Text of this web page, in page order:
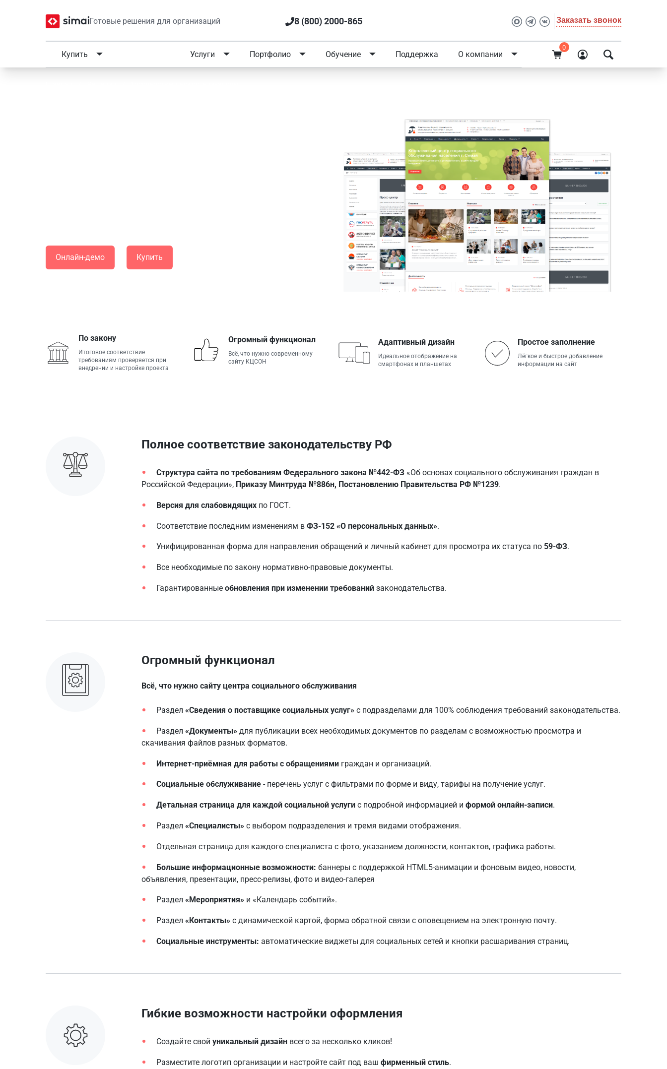
Готовые решения для организаций 8 (800) 2000-865 Заказать звонок
Купить Услуги Портфолио Обучение Поддержка О компании
0
Онлайн-демо Купить
По закону
Итоговое соответствие
требованиям проверяется при
внедрении и настройке проекта
Огромный функционал
Всё, что нужно современному
сайту КЦСОН
Адаптивный дизайн
Идеальное отображение на
смартфонах и планшетах
Простое заполнение
Лёгкое и быстрое добавление
информации на сайт
Полное соответствие законодательству РФ
Структура сайта по требованиям Федерального закона №442-ФЗ «Об основах социального обслуживания граждан в
Российской Федерации», Приказу Минтруда №886н, Постановлению Правительства РФ №1239.
Версия для слабовидящих по ГОСТ.
Соответствие последним изменениям вФЗ-152 «О персональных данных».
Унифицированная форма для направления обращений и личный кабинет для просмотра их статуса по 59-ФЗ.
Все необходимые по закону нормативно-правовые документы.
Гарантированныеобновления при изменении требований законодательства.
Огромный функционал
Всё, что нужно сайту центра социального обслуживания
Раздел«Сведения о поставщике социальных услуг» с подразделами для 100% соблюдения требований законодательства.
Раздел«Документы» для публикации всех необходимых документов по разделам с возможностью просмотра и
скачивания файлов разных форматов.
Интернет-приёмная для работы с обращениями граждан и организаций.
Социальные обслуживание- перечень услуг с фильтрами по форме и виду, тарифы на получение услуг.
Детальная страница для каждой социальной услуги с подробной информацией иформой онлайн-записи.
Раздел«Специалисты» с выбором подразделения и тремя видами отображения.
Отдельная страница для каждого специалиста с фото, указанием должности, контактов, графика работы.
Большие информационные возможности: баннеры с поддержкой HTML5-анимации и фоновым видео, новости,
объявления, презентации, пресс-релизы, фото и видео-галерея
Раздел«Мероприятия» и «Календарь событий».
Раздел«Контакты» с динамической картой, форма обратной связи с оповещением на электронную почту.
Социальные инструменты: автоматические виджеты для социальных сетей и кнопки расшаривания страниц.
Гибкие возможности настройки оформления
Создайте свойуникальный дизайн всего за несколько кликов!
Разместите логотип организации и настройте сайт под вашфирменный стиль.